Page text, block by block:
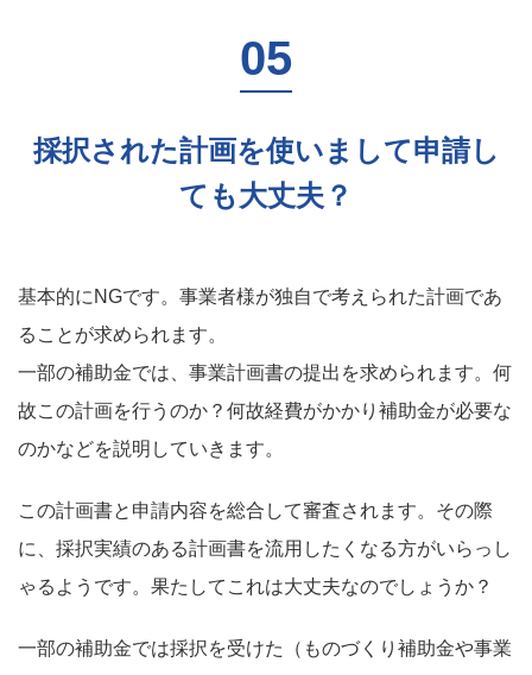
採択された計画を使いまして申請し
ても大丈夫？
基本的にNGです。事業者様が独自で考えられた計画であ
ることが求められます。
一部の補助金では、事業計画書の提出を求められます。何
故この計画を行うのか？何故経費がかかり補助金が必要な
のかなどを説明していきます。
この計画書と申請内容を総合して審査されます。その際
に、採択実績のある計画書を流用したくなる方がいらっし
ゃるようです。果たしてこれは大丈夫なのでしょうか？
一部の補助金では採択を受けた（ものづくり補助金や事業